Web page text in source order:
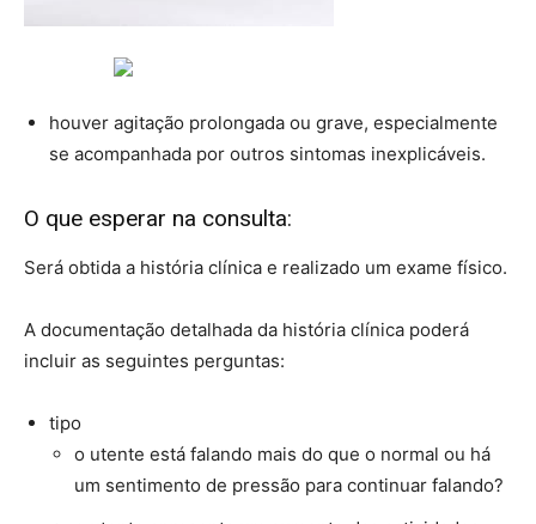
houver agitação prolongada ou grave, especialmente
se acompanhada por outros sintomas inexplicáveis.
O que esperar na consulta:
Será obtida a história clínica e realizado um exame físico.
A documentação detalhada da história clínica poderá
incluir as seguintes perguntas:
tipo
o utente está falando mais do que o normal ou há
um sentimento de pressão para continuar falando?